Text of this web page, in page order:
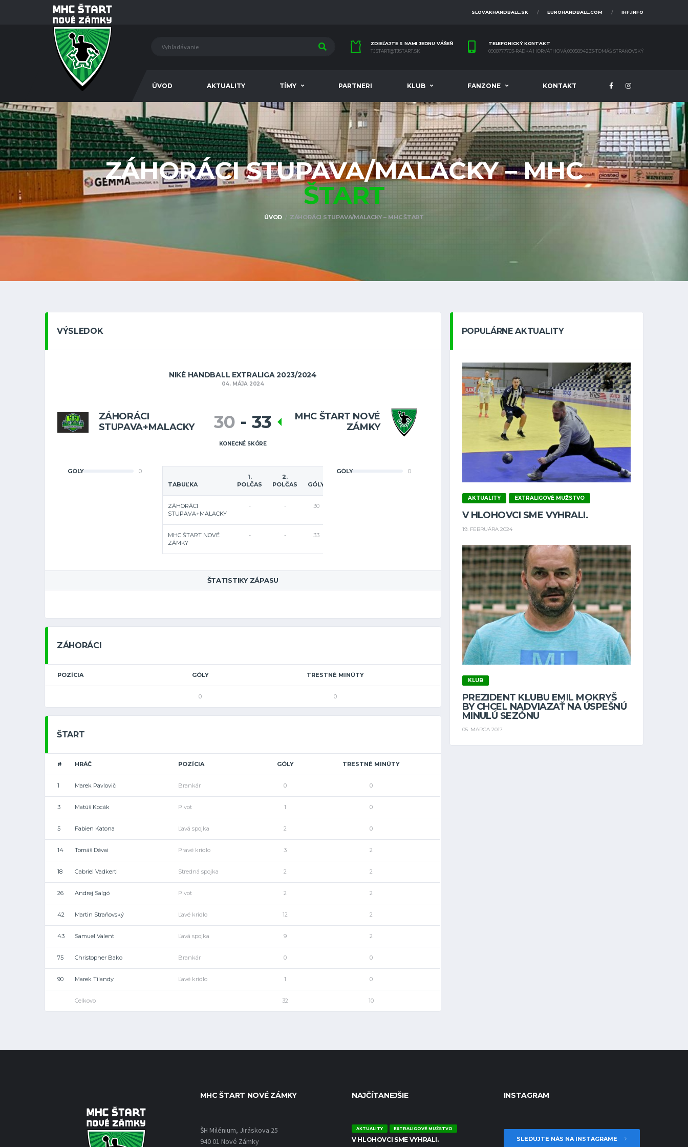
SLOVAKHANDBALL.SK EUROHANDBALL.COM IHF.INFO
ZDIEĽAJTE S NAMI JEDNU VÁŠEŇ
TJSTART@TJSTART.SK
TELEFONICKÝ KONTAKT
0908777703-RADKA HORVÁTHOVÁ,0905894233-TOMÁŠ STRAŇOVSKÝ
ÚVOD AKTUALITY TÍMY PARTNERI KLUB FANZONE KONTAKT
ZÁHORÁCI STUPAVA/MALACKY – MHC
ŠTART
ÚVOD ZÁHORÁCI STUPAVA/MALACKY – MHC ŠTART
VÝSLEDOK
NIKÉ HANDBALL EXTRALIGA 2023/2024
04. MÁJA 2024
ZÁHORÁCI
STUPAVA+MALACKY
MHC ŠTART NOVÉ
ZÁMKY
30 - 33
KONEČNÉ SKÓRE
TABUĽKA
1.
POLČAS
2.
POLČAS
GÓLY
ZÁHORÁCI
STUPAVA+MALACKY
- - 30
MHC ŠTART NOVÉ
ZÁMKY
- - 33
GÓLY 0 GÓLY 0
ŠTATISTIKY ZÁPASU
ZÁHORÁCI
POZÍCIA GÓLY TRESTNÉ MINÚTY
0 0
ŠTART
# HRÁČ POZÍCIA GÓLY TRESTNÉ MINÚTY
1 Marek Pavlovič Brankár 0 0
3 Matúš Kocák Pivot 1 0
5 Fabien Katona Ľavá spojka 2 0
14 Tomáš Dévai Pravé krídlo 3 2
18 Gabriel Vadkerti Stredná spojka 2 2
26 Andrej Salgó Pivot 2 2
42 Martin Straňovský Ľavé krídlo 12 2
43 Samuel Valent Ľavá spojka 9 2
75 Christopher Bako Brankár 0 0
90 Marek Tilandy Ľavé krídlo 1 0
Celkovo 32 10
POPULÁRNE AKTUALITY
AKTUALITY EXTRALIGOVÉ MUŽSTVO
V HLOHOVCI SME VYHRALI.
19. FEBRUÁRA 2024
KLUB
PREZIDENT KLUBU EMIL MOKRYŠ
BY CHCEL NADVIAZAŤ NA ÚSPEŠNÚ
MINULÚ SEZÓNU
05. MARCA 2017
MHC ŠTART NOVÉ ZÁMKY
ŠH Milénium, Jiráskova 25
940 01 Nové Zámky
NAJČÍTANEJŠIE
AKTUALITY EXTRALIGOVÉ MUŽSTVO
V HLOHOVCI SME VYHRALI.
INSTAGRAM
SLEDUJTE NÁS NA INSTAGRAME